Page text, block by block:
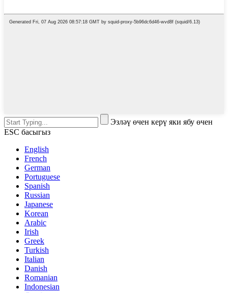
Эзләү өчен керү яки ябу өчен
ESC басыгыз
English
French
German
Portuguese
Spanish
Russian
Japanese
Korean
Arabic
Irish
Greek
Turkish
Italian
Danish
Romanian
Indonesian